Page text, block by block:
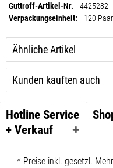
Guttroff-Artikel-Nr.
4425282
Verpackungseinheit:
120 Paar
Ähnliche Artikel
Kunden kauften auch
Hotline Service
+ Verkauf
* Preise inkl. gesetzl.